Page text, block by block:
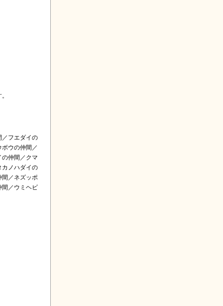
／フエダイの
ウの仲間／
仲間／クマ
カノハダイの
／ネズッポ
間／ウミヘビ